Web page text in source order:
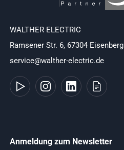
WALTHER ELECTRIC
Ramsener Str. 6, 67304 Eisenberg
service@walther-electric.de
Anmeldung zum Newsletter